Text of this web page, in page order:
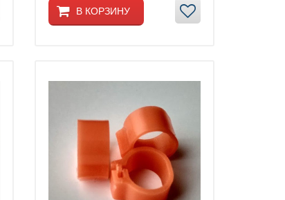
В КОРЗИНУ